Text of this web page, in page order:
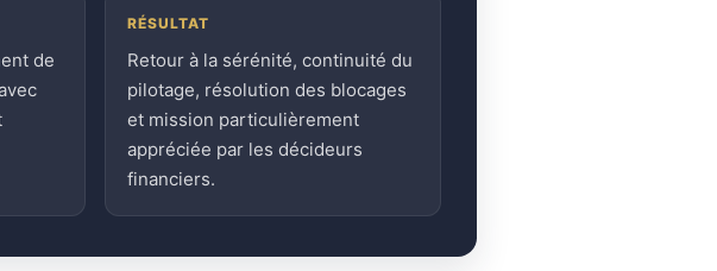
de
RÉSULTAT
Retour à la sérénité, continuité du
pilotage, résolution des blocages
et mission particulièrement
appréciée par les décideurs
financiers.